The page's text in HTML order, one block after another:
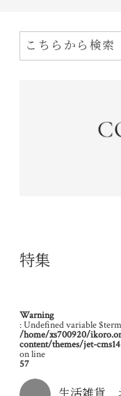
特集
Warning
: Undefined variable
/home/xs700920/
content/themes/jet-
on line
57